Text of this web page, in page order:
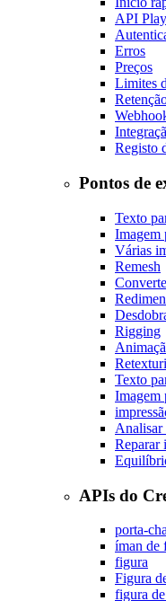
API
Erros
Preços
Limites
Registo
Pontos de
Texto
Imagem
Várias
Remesh
Rigging
Texto
Imagem
Reparar
APIs do
porta-
íman de
figura
Figura
figura